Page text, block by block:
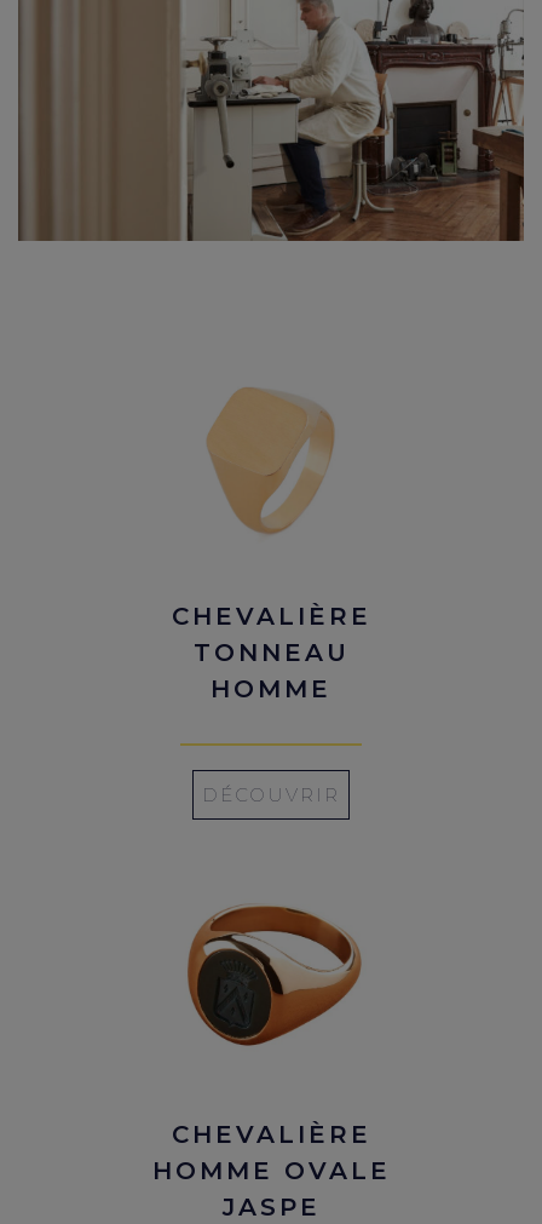
CHEVALIÈRE
TONNEAU
HOMME
DÉCOUVRIR
CHEVALIÈRE
HOMME OVALE
JASPE